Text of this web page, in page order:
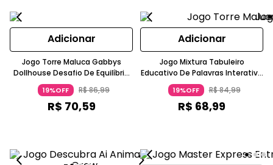
Adicionar
Jogo Torre Maluca Gabbys
Dollhouse Desafio De Equilíbrio
Com Movimento 5 A 7 Anos
GROW
19%OFF R$86,99
R$ 70,59
Adicionar
Jogo Mixtura Tabuleiro
Educativo De Palavras Interativo
8 A 11 Anos Grow
19%OFF R$84,99
R$ 68,99